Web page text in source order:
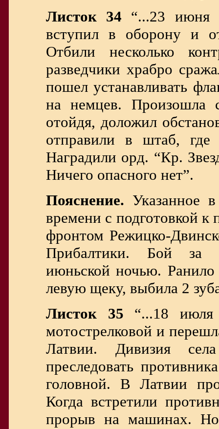
Листок 34 “...23 июня
вступил в оборону и
Отбили несколько
разведчики храбро
пошел устанавливать
на немцев. Произошла
отойдя, доложил
отправили в штаб, где
Наградили орд. “Кр.
Ничего опасного нет”.
Пояснение. Указанное
времени с подготовкой
фронтом Режицко-
Прибалтики. Бой за
июньской ночью.
левую щеку, выбила 2
Листок 35 “...18 июля
мотострелковой и
Латвии. Дивизия
преследовать
головной. В Латвии
Когда встретили
прорыв на машинах.